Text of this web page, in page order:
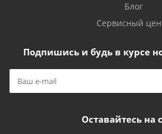
Блог
Сервисный
Подпишись и будь в курсе
Оставайтесь на